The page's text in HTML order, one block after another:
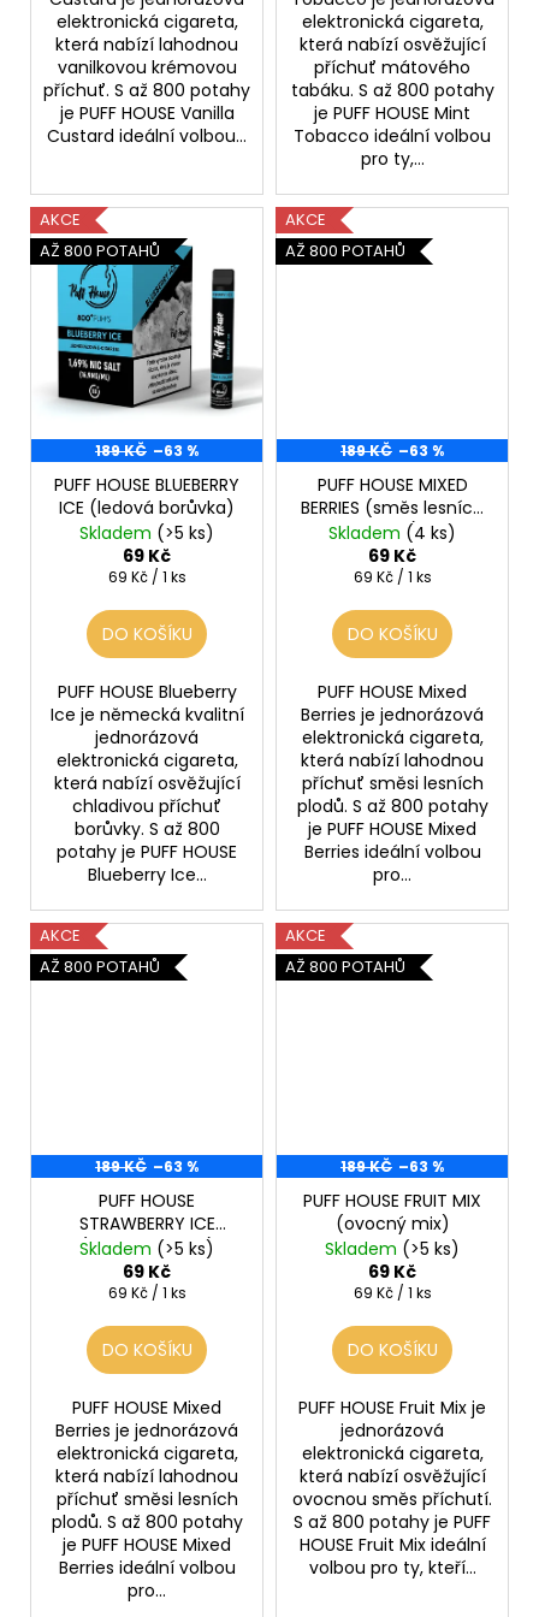
elektronická cigareta,
která nabízí lahodnou
vanilkovou krémovou
příchuť. S až 800 potahy
je PUFF HOUSE Vanilla
Custard ideální volbou...
elektronická cigareta,
která nabízí osvěžující
příchuť mátového
tabáku. S až 800 potahy
je PUFF HOUSE Mint
Tobacco ideální volbou
pro ty,...
AKCE
AŽ 800 POTAHŮ
189 KČ –63 %
PUFF HOUSE BLUEBERRY
ICE (ledová borůvka)
Skladem (>5 ks)
69 Kč
Měrná
69 Kč / 1 ks
DO KOŠÍKU
PUFF HOUSE Blueberry
Ice je německá kvalitní
jednorázová
elektronická cigareta,
která nabízí osvěžující
chladivou příchuť
borůvky. S až 800
potahy je PUFF HOUSE
Blueberry Ice...
AKCE
AŽ 800 POTAHŮ
189 KČ –63 %
PUFF HOUSE MIXED
BERRIES (směs lesních
plodů)
Skladem (4 ks)
69 Kč
Měrná
69 Kč / 1 ks
DO KOŠÍKU
PUFF HOUSE Mixed
Berries je jednorázová
elektronická cigareta,
která nabízí lahodnou
příchuť směsi lesních
plodů. S až 800 potahy
je PUFF HOUSE Mixed
Berries ideální volbou
pro...
AKCE
AŽ 800 POTAHŮ
189 KČ –63 %
PUFF HOUSE
STRAWBERRY ICE
(ledová jahoda)
Skladem (>5 ks)
69 Kč
Měrná
69 Kč / 1 ks
DO KOŠÍKU
PUFF HOUSE Mixed
Berries je jednorázová
elektronická cigareta,
která nabízí lahodnou
příchuť směsi lesních
plodů. S až 800 potahy
je PUFF HOUSE Mixed
Berries ideální volbou
pro...
AKCE
AŽ 800 POTAHŮ
189 KČ –63 %
PUFF HOUSE FRUIT MIX
(ovocný mix)
Skladem (>5 ks)
69 Kč
Měrná
69 Kč / 1 ks
DO KOŠÍKU
PUFF HOUSE Fruit Mix je
jednorázová
elektronická cigareta,
která nabízí osvěžující
ovocnou směs příchutí.
S až 800 potahy je PUFF
HOUSE Fruit Mix ideální
volbou pro ty, kteří...